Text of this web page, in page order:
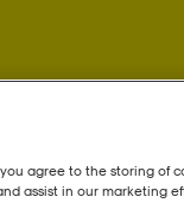
you agree to the storing of
assist in our marketing